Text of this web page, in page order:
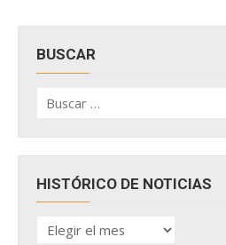
BUSCAR
por:
HISTÓRICO DE NOTICIAS
HISTÓRICO
DE